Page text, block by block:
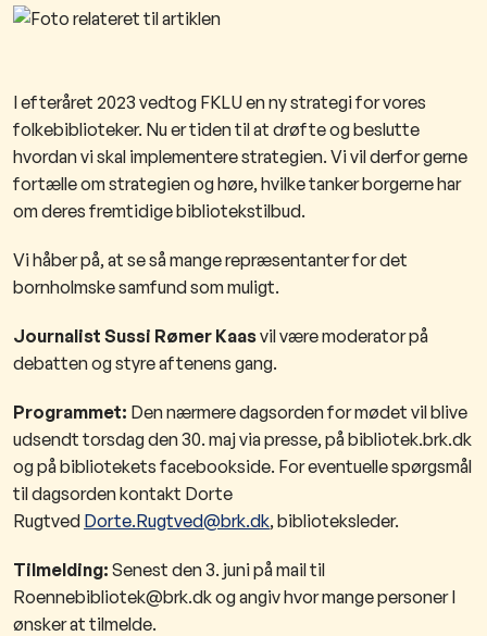
I efteråret 2023 vedtog FKLU en ny strategi for vores
folkebiblioteker. Nu er tiden til at drøfte og beslutte
hvordan vi skal implementere strategien. Vi vil derfor gerne
fortælle om strategien og høre,​ hvilke tanker borgerne har
om deres fremtidige bibliotekstilbud.
Vi håber på, at se så mange repræsentanter for det
bornholmske samfund som muligt.
Journalist Sussi Rømer Kaasvil være moderator på
debatten og styre aftenens gang.
Programmet: Den nærmere dagsorden for mødet vil blive
udsendt torsdag den 30. maj via presse, på bibliotek.brk.dk
og på bibliotekets facebookside. For eventuelle spørgsmål
til dagsorden kontakt Dorte
Rugtved Dorte.Rugtved@brk.dk, biblioteksleder.
Tilmelding: Senest den 3. juni på mail til
Roennebibliotek@brk.dk og angiv hvor mange personer I
ønsker at tilmelde.